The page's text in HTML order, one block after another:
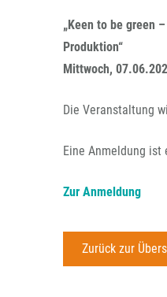
„Keen to be green
Produktion“
Mittwoch,
Die Veranstaltung
Eine Anmeldung
Zur Anmeldung
Zurück zur